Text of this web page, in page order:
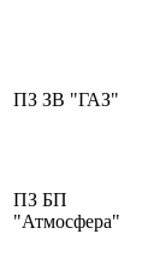
ПЗ ЗВ "ГАЗ"
ПЗ БП
"Атмосфера"